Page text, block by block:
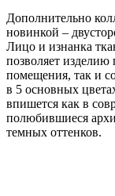
Дополнительно
новинкой –
Лицо и изнанка
позволяет изделию
помещения, так и
в 5 основных
впишется как в
полюбившиеся
темных оттенков.